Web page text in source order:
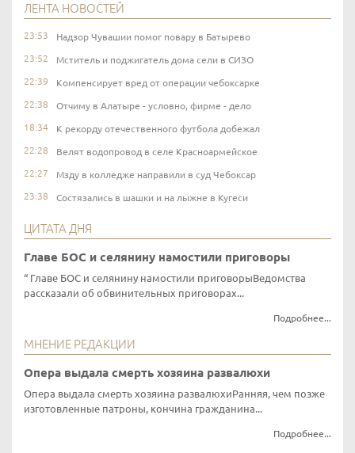
ЛЕНТА НОВОСТЕЙ
23:53 Надзор Чувашии помог повару в Батырево
23:52 Мститель и поджигатель дома сели в СИЗО
22:39 Компенсирует вред от операции чебоксарке
22:38 Отчиму в Алатыре - условно, фирме - дело
18:34 К рекорду отечественного футбола добежал
22:28 Велят водопровод в селе Красноармейское
22:27 Мзду в колледже направили в суд Чебоксар
23:38 Состязались в шашки и на лыжне в Кугеси
ЦИТАТА ДНЯ
Главе БОС и селянину намостили приговоры
Главе БОС и селянину намостили приговорыВедомства
рассказали об обвинительных приговорах...
Подробнее...
МНЕНИЕ РЕДАКЦИИ
Опера выдала смерть хозяина развалюхи
Опера выдала смерть хозяина развалюхиРанняя, чем позже
изготовленные патроны, кончина гражданина...
Подробнее...